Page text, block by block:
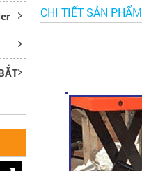
CHI TIẾT SẢN PHẨM